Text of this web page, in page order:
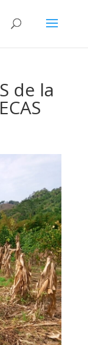
de la